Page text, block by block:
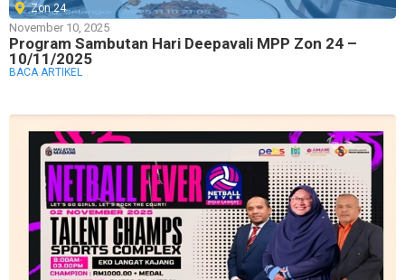
Zon 24
November 10, 2025
Program Sambutan Hari Deepavali MPP Zon 24 –
10/11/2025
BACA ARTIKEL